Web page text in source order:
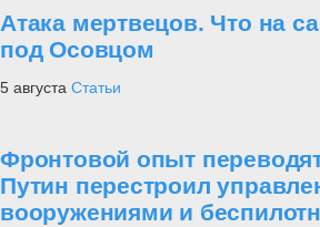
Атака мертвецов. Что на
под Осовцом
5 августа Статьи
Фронтовой опыт
Путин перестроил
вооружениями и